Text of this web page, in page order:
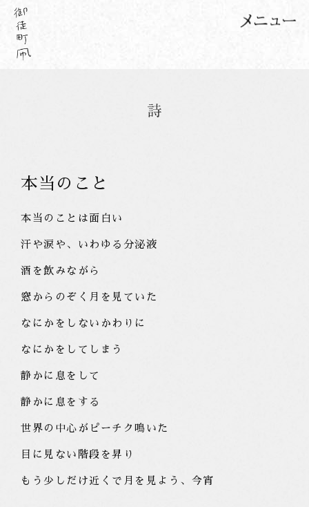
本当のこと
本当のことは面白い
汗や涙や、いわゆる分泌液
酒を飲みながら
窓からのぞく月を見ていた
なにかをしないかわりに
なにかをしてしまう
静かに息をして
静かに息をする
世界の中心がピーチク鳴いた
目に見ない階段を昇り
もう少しだけ近くで月を見よう、今宵